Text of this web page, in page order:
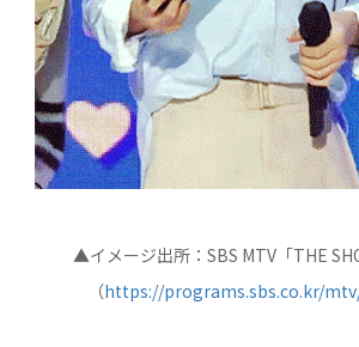
▲イメージ出所：SBS MTV「THE
（https://programs.sbs.co.kr/